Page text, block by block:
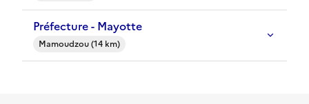
Préfecture - Mayotte
Mamoudzou (14 km)